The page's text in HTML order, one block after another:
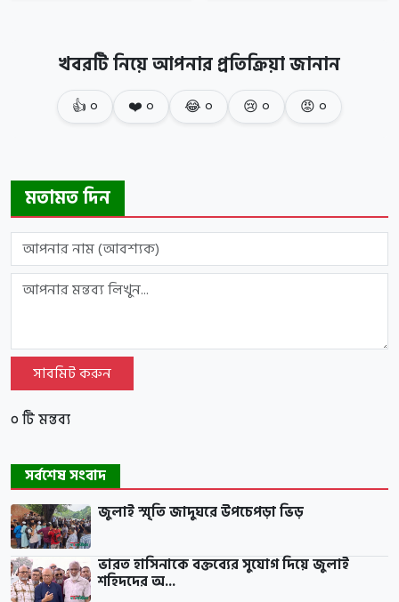
খবরটি নিয়ে আপনার প্রতিক্রিয়া জানান
👍০ ❤️০ 😂০ 😢০ 😡০
মতামত দিন
সাবমিট করুন
০ টি মন্তব্য
সর্বশেষ সংবাদ
জুলাই স্মৃতি জাদুঘরে উপচেপড়া ভিড়
ভারত হাসিনাকে বক্তব্যের সুযোগ দিয়ে জুলাই
শহিদদের অ...